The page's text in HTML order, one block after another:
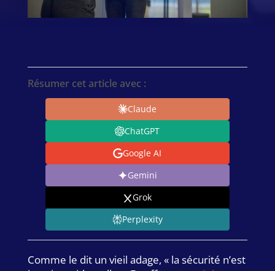
Résumer cet article avec :
Claude
ChatGPT
Google AI
Gemini
Grok
Perplexity
Comme le dit un vieil adage, « la sécurité n’est